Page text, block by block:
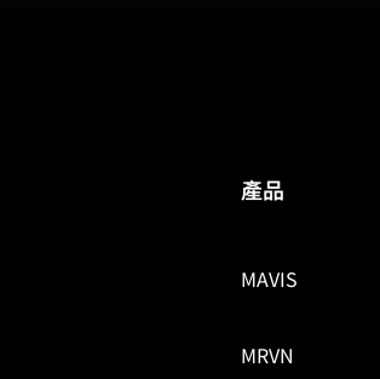
​產品
MAVIS
MRVN